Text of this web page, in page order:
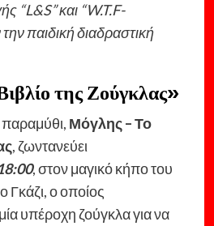
“L&S”και “W.T.F-
την παιδική διαδραστική
της Ζούγκλας»
Μόγλης – Το
, ζωντανεύει
, στον μαγικό κήπο του
Γκάζι, ο οποίος
υπέροχη ζούγκλα για να